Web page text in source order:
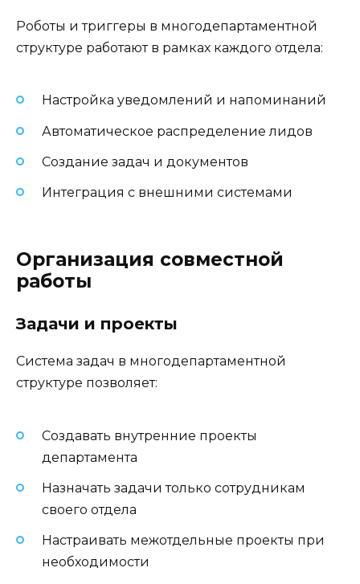
Роботы и триггеры в многодепартаментной
структуре работают в рамках каждого отдела:
Настройка уведомлений и напоминаний
Автоматическое распределение лидов
Создание задач и документов
Интеграция с внешними системами
Организация совместной
работы
Задачи и проекты
Система задач в многодепартаментной
структуре позволяет:
Создавать внутренние проекты
департамента
Назначать задачи только сотрудникам
своего отдела
Настраивать межотдельные проекты при
необходимости